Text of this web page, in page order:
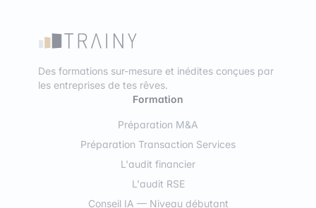
Des formations sur-mesure et inédites conçues par
les entreprises de tes rêves.
Formation
Préparation M&A
Préparation Transaction Services
L'audit financier
L'audit RSE
Conseil IA — Niveau débutant